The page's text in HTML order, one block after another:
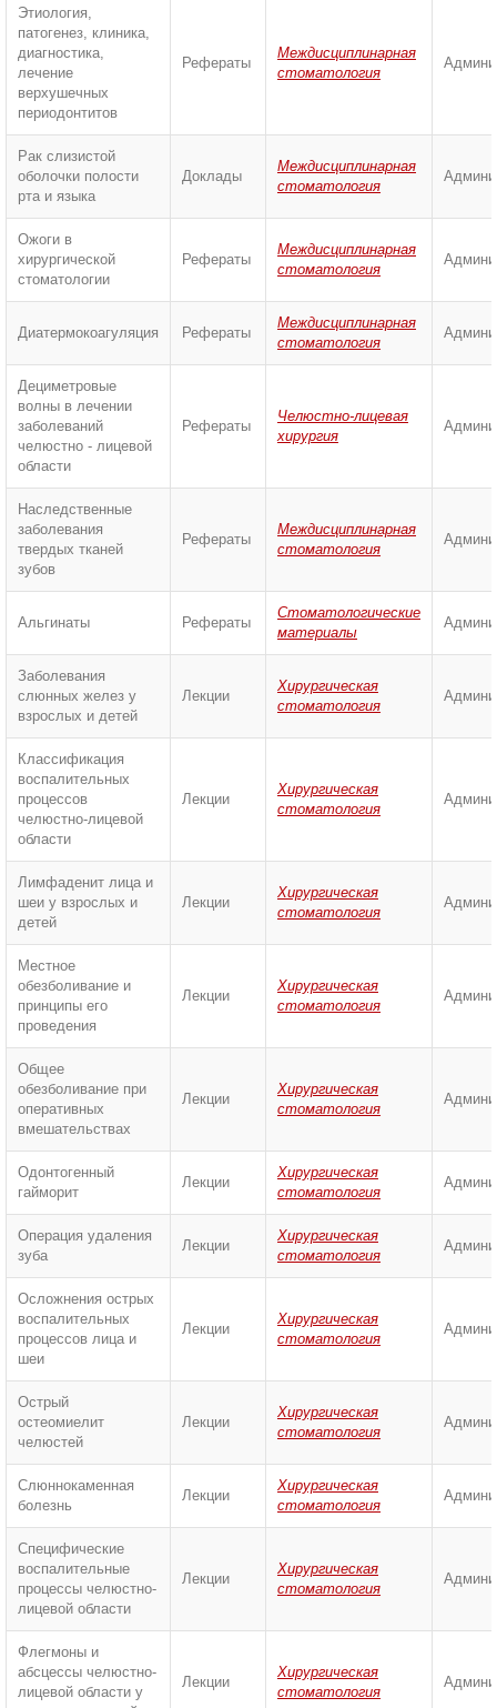
Этиология,
патогенез, клиника,
диагностика,
лечение
верхушечных
периодонтитов
Рефераты
Междисциплинарная
стоматология
Рак слизистой
оболочки полости
рта и языка
Доклады
Междисциплинарная
стоматология
Ожоги в
хирургической
стоматологии
Рефераты
Междисциплинарная
стоматология
Диатермокоагуляция Рефераты
Междисциплинарная
стоматология
Дециметровые
волны в лечении
заболеваний
челюстно - лицевой
области
Рефераты
Челюстно-лицевая
хирургия
Наследственные
заболевания
твердых тканей
зубов
Рефераты
Междисциплинарная
стоматология
Альгинаты Рефераты
Стоматологические
материалы
Заболевания
слюнных желез у
взрослых и детей
Лекции
Хирургическая
стоматология
Классификация
воспалительных
процессов
челюстно-лицевой
области
Лекции
Хирургическая
стоматология
Лимфаденит лица и
шеи у взрослых и
детей
Лекции
Хирургическая
стоматология
Местное
обезболивание и
принципы его
проведения
Лекции
Хирургическая
стоматология
Общее
обезболивание при
оперативных
вмешательствах
Лекции
Хирургическая
стоматология
Одонтогенный
гайморит
Лекции
Хирургическая
стоматология
Операция удаления
зуба
Лекции
Хирургическая
стоматология
Осложнения острых
воспалительных
процессов лица и
шеи
Лекции
Хирургическая
стоматология
Острый
остеомиелит
челюстей
Лекции
Хирургическая
стоматология
Слюннокаменная
болезнь
Лекции
Хирургическая
стоматология
Специфические
воспалительные
процессы челюстно-
лицевой области
Лекции
Хирургическая
стоматология
Флегмоны и
абсцессы челюстно-
лицевой области у
Лекции
Хирургическая
стоматология